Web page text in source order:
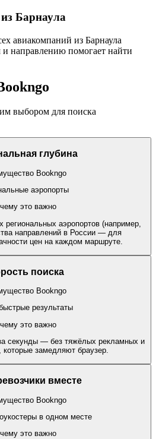
Барнаула
авиакомпаний из Барнаула
направлению помогает найти
выбором для поиска
глубина
Bookngo
аэропорты
это важно
региональных аэропортов (например,
направлений в России — для
цен на каждом маршруте.
поиска
Bookngo
результаты
это важно
секунды — без тяжёлых рекламных и
которые замедляют браузер.
вместе
Bookngo
в одном месте
это важно